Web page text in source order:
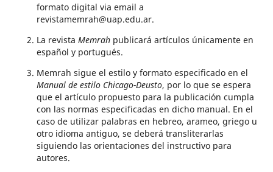
formato digital via email a
revistamemrah@uap.edu.ar.
La revista Memrahpublicará artículos únicamente en
español y portugués.
Memrah sigue el estilo y formato especificado en el
Manual de estilo Chicago-Deusto, por lo que se espera
que el artículo propuesto para la publicación cumpla
con las normas especificadas en dicho manual. En el
caso de utilizar palabras en hebreo, arameo, griego u
otro idioma antiguo, se deberá transliterarlas
siguiendo las orientaciones del instructivo para
autores.